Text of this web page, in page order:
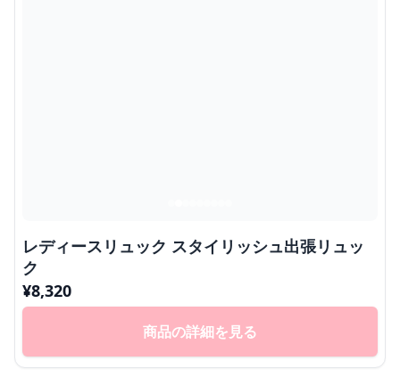
レディースリュック スタイリッシュ出張リュッ
ク
¥8,320
商品の詳細を見る